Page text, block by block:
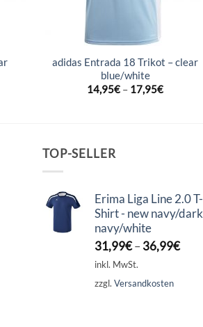
adidas Entrada 18 Trikot – clear
blue/white
14,95€ – 17,95€
TOP-SELLER
Erima Liga Line 2.0 T-
Shirt - new navy/dark
navy/white
31,99€– 36,99€
inkl. MwSt.
zzgl. Versandkosten